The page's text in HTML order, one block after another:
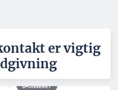
er vigtig
SPONSERET